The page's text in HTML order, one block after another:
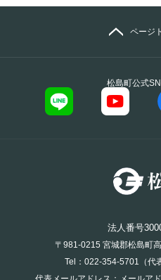
松島町公式
ページ
法人番号
〒981-0215 宮城郡松島町
Tel：022-354-5701（代